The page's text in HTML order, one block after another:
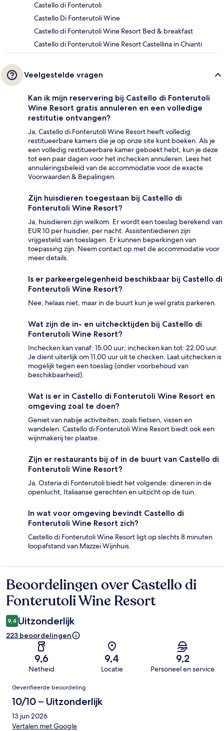
Castello di Fonterutoli
Castello Di Fonterutoli Wine
Castello di Fonterutoli Wine Resort Bed & breakfast
Castello di Fonterutoli Wine Resort Castellina in Chianti
Veelgestelde vragen
Kan ik mijn reservering bij Castello di Fonterutoli
Wine Resort gratis annuleren en een volledige
restitutie ontvangen?
Ja, Castello di Fonterutoli Wine Resort heeft volledig
restitueerbare kamers die je op onze site kunt boeken. Als je
een volledig restitueerbare kamer geboekt hebt, kun je deze
tot een paar dagen voor het inchecken annuleren. Lees het
annuleringsbeleid van de accommodatie voor de exacte
Voorwaarden & Bepalingen.
Zijn huisdieren toegestaan bij Castello di
Fonterutoli Wine Resort?
Ja, huisdieren zijn welkom. Er wordt een toeslag berekend van
EUR 10 per huisdier, per nacht. Assistentiedieren zijn
vrijgesteld van toeslagen. Er kunnen beperkingen van
toepassing zijn. Neem contact op met de accommodatie voor
meer details.
Is er parkeergelegenheid beschikbaar bij Castello di
Fonterutoli Wine Resort?
Nee, helaas niet, maar in de buurt kun je wel gratis parkeren.
Wat zijn de in- en uitchecktijden bij Castello di
Fonterutoli Wine Resort?
Inchecken kan vanaf: 15.00 uur; inchecken kan tot: 22.00 uur.
Je dient uiterlijk om 11.00 uur uit te checken. Laat uitchecken is
mogelijk tegen een toeslag (onder voorbehoud van
beschikbaarheid).
Wat is er in Castello di Fonterutoli Wine Resort en
omgeving zoal te doen?
Geniet van nabije activiteiten, zoals fietsen, vissen en
wandelen. Castello di Fonterutoli Wine Resort biedt ook een
wijnmakerij ter plaatse.
Zijn er restaurants bij of in de buurt van Castello di
Fonterutoli Wine Resort?
Ja, Osteria di Fonterutoli biedt het volgende: dineren in de
openlucht, Italiaanse gerechten en uitzicht op de tuin.
In wat voor omgeving bevindt Castello di
Fonterutoli Wine Resort zich?
Castello di Fonterutoli Wine Resort ligt op slechts 8 minuten
loopafstand van Mazzei Wijnhuis.
Beoordelingen
Beoordelingen over Castello di
Fonterutoli Wine Resort
9,4 Uitzonderlijk
223 beoordelingen
9,6
Netheid
9,4
Locatie
9,2
Personeel en service
Beoordelingen
Geverifieerde beoordeling
10/10 – Uitzonderlijk
13 jun 2026
Vertalen met Google